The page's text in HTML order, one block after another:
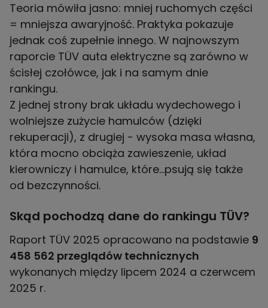
Teoria mówiła jasno: mniej ruchomych części
= mniejsza awaryjność. Praktyka pokazuje
jednak coś zupełnie innego. W najnowszym
raporcie TÜV auta elektryczne są zarówno w
ścisłej czołówce, jak i na samym dnie
rankingu.
Z jednej strony brak układu wydechowego i
wolniejsze zużycie hamulców (dzięki
rekuperacji), z drugiej - wysoka masa własna,
która mocno obciąża zawieszenie, układ
kierowniczy i hamulce, które…psują się także
od bezczynności.
Skąd pochodzą dane do rankingu TÜV?
Raport TÜV 2025 opracowano na podstawie 9
458 562 przeglądów technicznych
wykonanych między lipcem 2024 a czerwcem
2025 r.